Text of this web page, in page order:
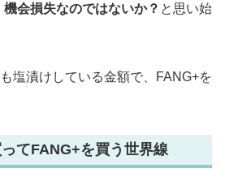
機会損失なのではないか？ と思い始
塩漬けしている金額で、FANG+を
てFANG+を買う世界線